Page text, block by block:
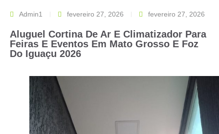
Admin1 fevereiro 27, 2026 fevereiro 27, 2026
Aluguel Cortina De Ar E Climatizador Para
Feiras E Eventos Em Mato Grosso E Foz
Do Iguaçu 2026